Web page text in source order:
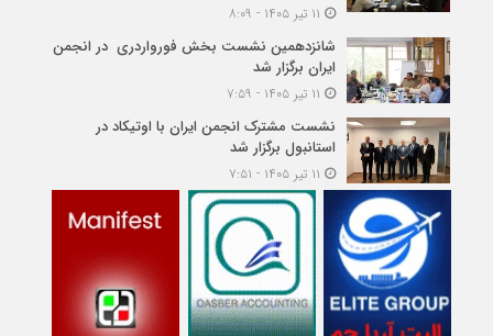
شانزدهمین نشست بخش فورواردری در انجمن
ایران برگزار شد
نشست مشترک انجمن ایران با اوتیکاد در
استانبول برگزار شد